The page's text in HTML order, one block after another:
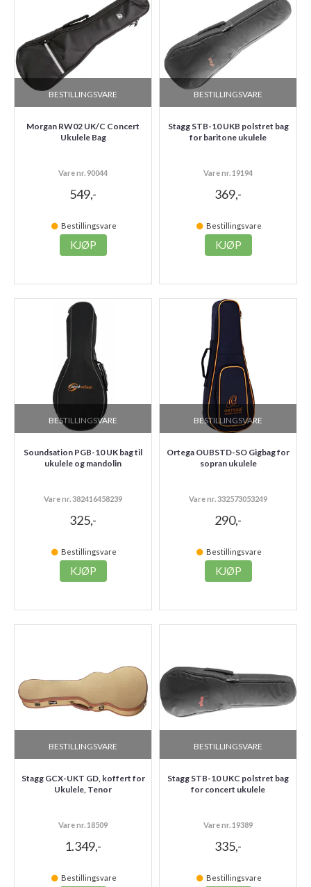
BESTILLINGSVARE
Morgan RW02 UK/C Concert
Ukulele Bag
Vare nr. 90044
549,-
Bestillingsvare
KJØP
BESTILLINGSVARE
Stagg STB-10 UKB polstret bag
for baritone ukulele
Vare nr. 19194
369,-
Bestillingsvare
KJØP
BESTILLINGSVARE
Soundsation PGB-10 UK bag til
ukulele og mandolin
Vare nr. 382416458239
325,-
Bestillingsvare
KJØP
BESTILLINGSVARE
Ortega OUBSTD-SO Gigbag for
sopran ukulele
Vare nr. 332573053249
290,-
Bestillingsvare
KJØP
BESTILLINGSVARE
Stagg GCX-UKT GD, koffert for
Ukulele, Tenor
Vare nr. 18509
1.349,-
Bestillingsvare
BESTILLINGSVARE
Stagg STB-10 UKC polstret bag
for concert ukulele
Vare nr. 19389
335,-
Bestillingsvare